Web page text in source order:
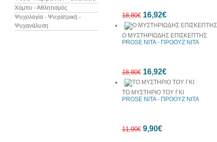
Χόμπυ - Αθλητισμός
Ψυχολογία - Ψυχιατρική -
Ψυχανάλυση
18,80€ 16,92€
Ο ΜΥΣΤΗΡΙΩΔΗΣ ΕΠΙΣΚΕΠΤΗΣ
PROSE NITA - ΠΡΟΟΥΖ ΝΙΤΑ
18,80€ 16,92€
ΤΟ ΜΥΣΤΗΡΙΟ ΤΟΥ ΓΚΙ
PROSE NITA - ΠΡΟΟΥΖ ΝΙΤΑ
11,00€ 9,90€